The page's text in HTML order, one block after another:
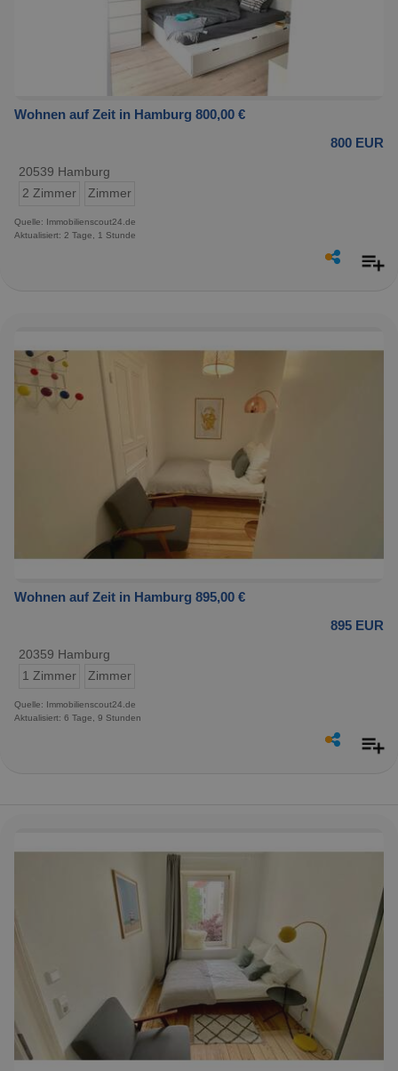
Wohnen auf Zeit in Hamburg 800,00 €
800 EUR
20539 Hamburg
2 Zimmer
Zimmer
Quelle: Immobilienscout24.de
Aktualisiert: 2 Tage, 1 Stunde
Wohnen auf Zeit in Hamburg 895,00 €
895 EUR
20359 Hamburg
1 Zimmer
Zimmer
Quelle: Immobilienscout24.de
Aktualisiert: 6 Tage, 9 Stunden